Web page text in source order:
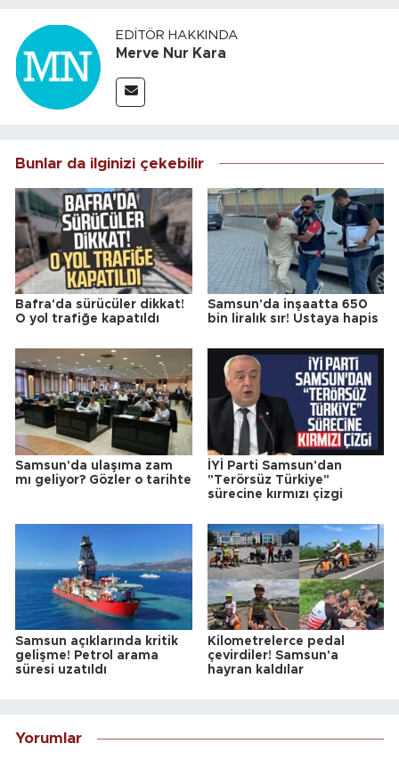
EDITÖR HAKKINDA
Merve Nur Kara
Bunlar da ilginizi çekebilir
Bafra'da sürücüler dikkat!
O yol trafiğe kapatıldı
Samsun'da inşaatta 650
bin liralık sır! Ustaya hapis
Samsun'da ulaşıma zam
mı geliyor? Gözler o tarihte
İYİ Parti Samsun'dan
"Terörsüz Türkiye"
sürecine kırmızı çizgi
Samsun açıklarında kritik
gelişme! Petrol arama
süresi uzatıldı
Kilometrelerce pedal
çevirdiler! Samsun'a
hayran kaldılar
Yorumlar